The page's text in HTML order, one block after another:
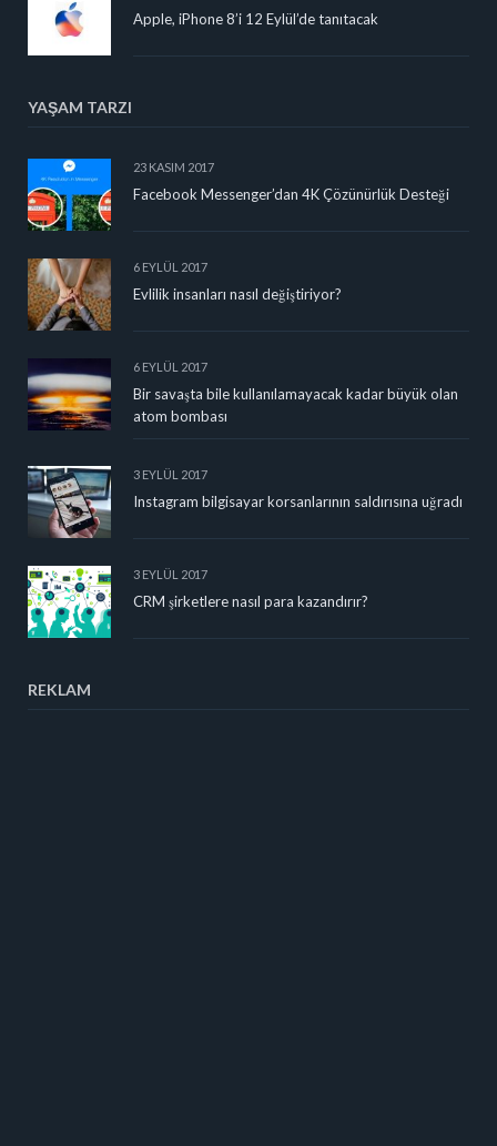
Apple, iPhone 8’i 12 Eylül’de tanıtacak
YAŞAM TARZI
23 KASIM 2017
Facebook Messenger’dan 4K Çözünürlük Desteği
6 EYLÜL 2017
Evlilik insanları nasıl değiştiriyor?
6 EYLÜL 2017
Bir savaşta bile kullanılamayacak kadar büyük olan
atom bombası
3 EYLÜL 2017
Instagram bilgisayar korsanlarının saldırısına uğradı
3 EYLÜL 2017
CRM şirketlere nasıl para kazandırır?
REKLAM